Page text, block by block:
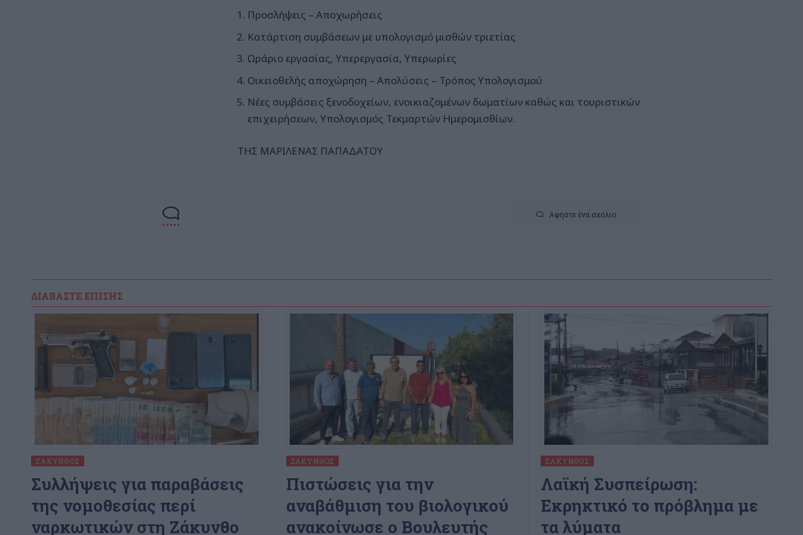
Προσλήψεις – Αποχωρήσεις
Κατάρτιση συμβάσεων με υπολογισμό μισθών τριετίας
Ωράριο εργασίας, Υπερεργασία, Υπερωρίες
Οικειοθελής αποχώρηση – Απολύσεις – Τρόπος Υπολογισμού
Νέες συμβάσεις ξενοδοχείων, ενοικιαζομένων δωματίων καθώς και τουριστικών
επιχειρήσεων, Υπολογισμός Τεκμαρτών Ημερομισθίων.
ΤΗΣ ΜΑΡΙΛΕΝΑΣ ΠΑΠΑΔΑΤΟΥ
Αφήστε ένα σχόλιο
ΔΙΑΒΆΣΤΕ ΕΠΊΣΗΣ
ΖΆΚΥΝΘΟΣ
Συλλήψεις για παραβάσεις
της νομοθεσίας περί
ναρκωτικών στη Ζάκυνθο
ΖΆΚΥΝΘΟΣ
Πιστώσεις για την
αναβάθμιση του βιολογικού
ανακοίνωσε ο Βουλευτής
ΖΆΚΥΝΘΟΣ
Λαϊκή Συσπείρωση:
Εκρηκτικό το πρόβλημα με
τα λύματα